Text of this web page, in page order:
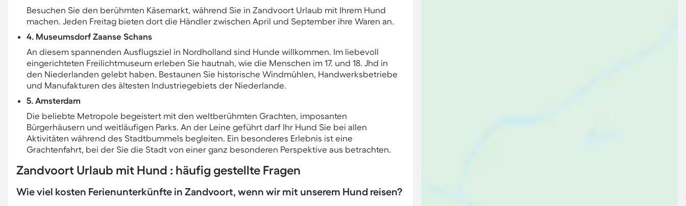
Besuchen Sie den berühmten Käsemarkt, während Sie in Zandvoort Urlaub mit Ihrem Hund
machen. Jeden Freitag bieten dort die Händler zwischen April und September ihre Waren an.
4. Museumsdorf Zaanse Schans
An diesem spannenden Ausflugsziel in Nordholland sind Hunde willkommen. Im liebevoll
eingerichteten Freilichtmuseum erleben Sie hautnah, wie die Menschen im 17. und 18. Jhd in
den Niederlanden gelebt haben. Bestaunen Sie historische Windmühlen, Handwerksbetriebe
und Manufakturen des ältesten Industriegebiets der Niederlande.
5. Amsterdam
Die beliebte Metropole begeistert mit den weltberühmten Grachten, imposanten
Bürgerhäusern und weitläufigen Parks. An der Leine geführt darf Ihr Hund Sie bei allen
Aktivitäten während des Stadtbummels begleiten. Ein besonderes Erlebnis ist eine
Grachtenfahrt, bei der Sie die Stadt von einer ganz besonderen Perspektive aus betrachten.
Zandvoort Urlaub mit Hund : häufig gestellte Fragen
Wie viel kosten Ferienunterkünfte in Zandvoort, wenn wir mit unserem Hund reisen?